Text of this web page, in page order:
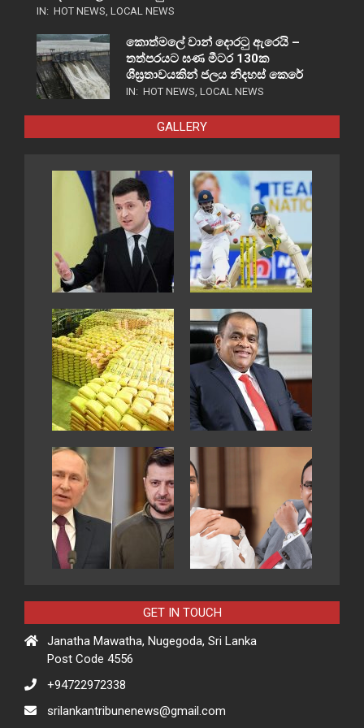
IN: HOT NEWS, LOCAL NEWS
කොත්මලේ වාන් දොරටු ඇරෙයි –
තත්පරයට ඝණ මීටර 130ක
ශීඝ්‍රතාවයකින් ජලය නිදහස් කෙරේ
IN: HOT NEWS, LOCAL NEWS
GALLERY
GET IN TOUCH
Janatha Mawatha, Nugegoda, Sri Lanka
Post Code 4556
+94722972338
srilankantribunenews@gmail.com